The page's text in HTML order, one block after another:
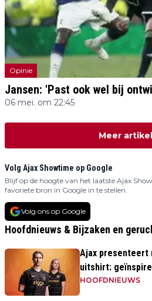
Opinie
Jansen: 'Past ook wel bij
06 mei. om 22:45
Meer
Volg Ajax Showtime op Google
Blijf op de hoogte van het laatste Ajax
favoriete bron in Google in te stellen.
Volg ons op Google
Hoofdnieuws & Bijzaken en
Ajax presenteert
uitshirt:
momenten uit
HOOFDNIEUWS